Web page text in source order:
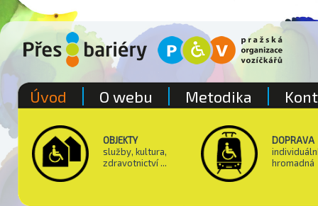
OBJEKTY
služby, kultura,
zdravotnictví ...
DOPRAVA
hromadná
Úvod O webu Metodika